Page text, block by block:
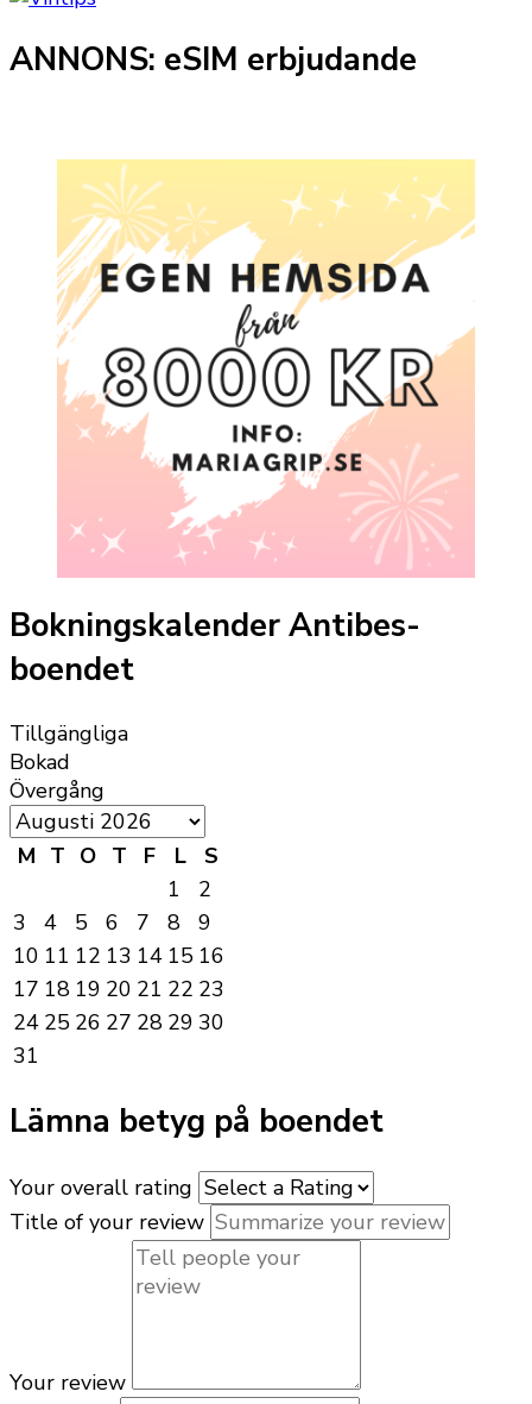
ANNONS: eSIM erbjudande
Bokningskalender Antibes-
boendet
Tillgängliga
Bokad
Övergång
M T O T F L
S
1
2
3
4 5 6 7 8
9
10 11 12 13 14 15 16
17 18 19 20 21 22 23
24 25 26 27 28 29 30
31
Lämna betyg på boendet
Your overall rating
Title of your review
Your review